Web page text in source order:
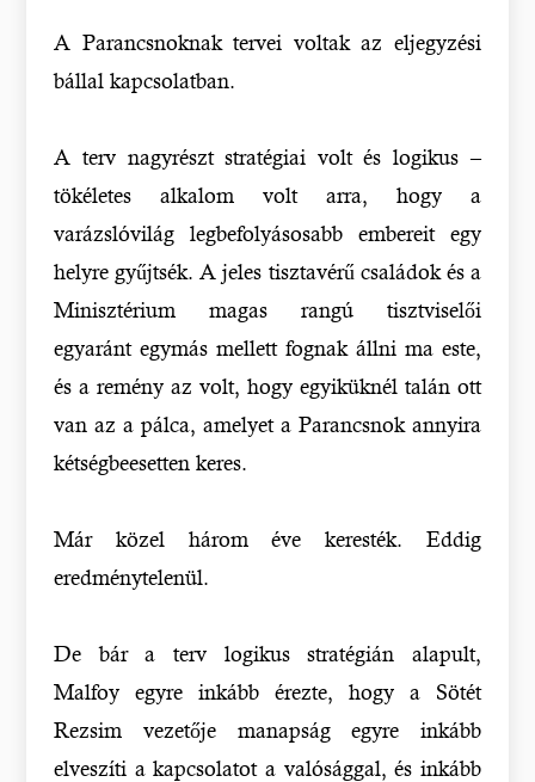
A Parancsnoknak tervei voltak az eljegyzési
bállal kapcsolatban.
A terv nagyrészt stratégiai volt és logikus –
tökéletes alkalom volt arra, hogy a
varázslóvilág legbefolyásosabb embereit egy
helyre gyűjtsék. A jeles tisztavérű családok és a
Minisztérium magas rangú tisztviselői
egyaránt egymás mellett fognak állni ma este,
és a remény az volt, hogy egyiküknél talán ott
van az a pálca, amelyet a Parancsnok annyira
kétségbeesetten keres.
Már közel három éve keresték. Eddig
eredménytelenül.
De bár a terv logikus stratégián alapult,
Malfoy egyre inkább érezte, hogy a Sötét
Rezsim vezetője manapság egyre inkább
elveszíti a kapcsolatot a valósággal, és inkább